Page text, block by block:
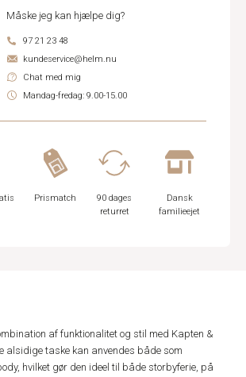
Måske jeg kan hjælpe dig?
97 21 23 48
kundeservice@helm.nu
Chat med mig
Mandag-fredag: 9.00-15.00
Prismatch
90 dages
returret
Dansk
familieejet
af funktionalitet og stil med Kapten &
alsidige taske kan anvendes både som
hvilket gør den ideel til både storbyferie, på